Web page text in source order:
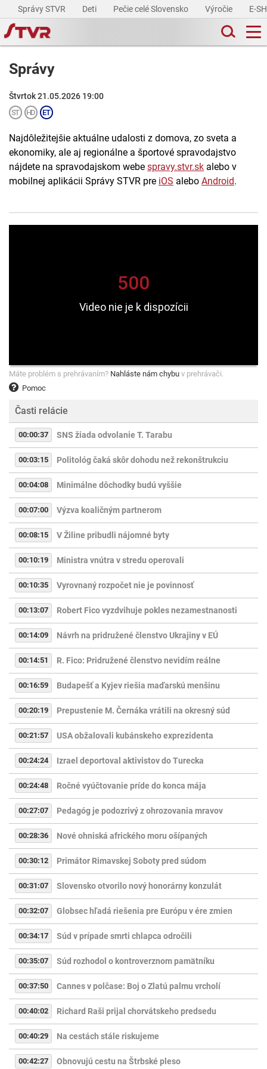
Správy STVR Deti Pečie celé Slovensko Výročie E-
Správy
Štvrtok 21.05.2026 19:00
Najdôležitejšie aktuálne udalosti z domova, zo sveta a
ekonomiky, ale aj regionálne a športové spravodajstvo
nájdete na spravodajskom webe spravy.stvr.sk alebo v
mobilnej aplikácii Správy STVR pre iOS alebo Android.
Pomoc
Máte problém s prehrávaním? Nahláste nám chybu v prehrávači.
Časti relácie
00:00:37 SNS žiada odvolanie T. Tarabu
00:03:15 Politológ čaká skôr dohodu než rekonštrukciu
00:04:08 Minimálne dôchodky budú vyššie
00:07:00 Výzva koaličným partnerom
00:08:15 V Žiline pribudli nájomné byty
00:10:19 Ministra vnútra v stredu operovali
00:10:35 Vyrovnaný rozpočet nie je povinnosť
00:13:07 Robert Fico vyzdvihuje pokles nezamestnanosti
00:14:09 Návrh na pridružené členstvo Ukrajiny v EÚ
00:14:51 R. Fico: Pridružené členstvo nevidím reálne
00:16:59 Budapešť a Kyjev riešia maďarskú menšinu
00:20:19 Prepustenie M. Černáka vrátili na okresný súd
00:21:57 USA obžalovali kubánskeho exprezidenta
00:24:24 Izrael deportoval aktivistov do Turecka
00:24:48 Ročné vyúčtovanie príde do konca mája
00:27:07 Pedagóg je podozrivý z ohrozovania mravov
00:28:36 Nové ohniská afrického moru ošípaných
00:30:12 Primátor Rimavskej Soboty pred súdom
00:31:07 Slovensko otvorilo nový honorárny konzulát
00:32:07 Globsec hľadá riešenia pre Európu v ére zmien
00:34:17 Súd v prípade smrti chlapca odročili
00:35:07 Súd rozhodol o kontroverznom pamätníku
00:37:50 Cannes v polčase: Boj o Zlatú palmu vrcholí
00:40:02 Richard Raši prijal chorvátskeho predsedu
00:40:29 Na cestách stále riskujeme
00:42:27 Obnovujú cestu na Štrbské pleso